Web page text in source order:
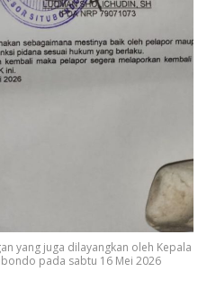
yang juga dilayangkan oleh Kepala
pada sabtu 16 Mei 2026